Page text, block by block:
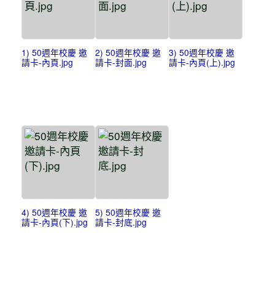
1) 50週年校慶 邀
請卡-內頁.jpg
2) 50週年校慶 邀
請卡-封面.jpg
3) 50週年校慶 邀
請卡-內頁(上).jpg
4) 50週年校慶 邀
請卡-內頁(下).jpg
5) 50週年校慶 邀
請卡-封底.jpg